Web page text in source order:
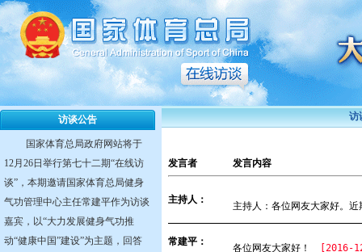
访谈公告
国家体育总局政府网站将于
12月26日举行第七十二期“在线访
谈”，本期邀请国家体育总局健身
气功管理中心主任常建平作为访谈
嘉宾，以“大力发展健身气功推
动“健康中国”建设”为主题，回答
访